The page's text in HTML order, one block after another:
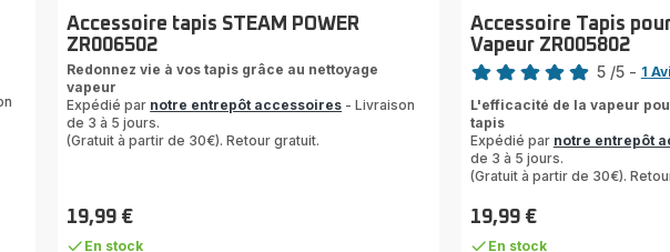
Accessoire tapis STEAM POWER
ZR006502
Redonnez vie à vos tapis grâce au nettoyage
vapeur
Expédié par notre entrepôt accessoires - Livraison
de 3 à 5 jours.
(Gratuit à partir de 30€). Retour gratuit.
Prix
19,99 €
En stock
Accessoire Tapis
Vapeur ZR005802
Note
5
étoiles
(moyenne)
5 /5 - 1
L'efficacité de la vapeur
tapis
Expédié par notre entrepôt
de 3 à 5 jours.
(Gratuit à partir de 30€).
Prix
19,99 €
En stock